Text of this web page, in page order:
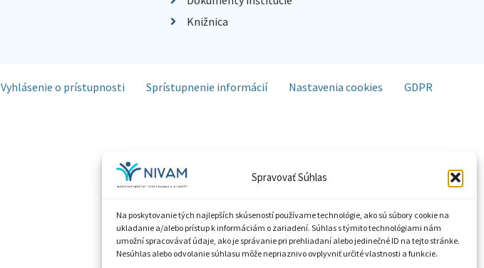
Spravovať Súhlas
Na poskytovanie tých najlepších skúseností používame technológie, ako sú súbory cookie na
ukladanie a/alebo prístup k informáciám o zariadení. Súhlas s týmito technológiami nám
umožní spracovávať údaje, ako je správanie pri prehliadaní alebo jedinečné ID na tejto stránke.
Nesúhlas alebo odvolanie súhlasu môže nepriaznivo ovplyvniť určité vlastnosti a funkcie.
Knižnica
Vyhlásenie o prístupnosti Sprístupnenie informácií Nastavenia cookies GDPR